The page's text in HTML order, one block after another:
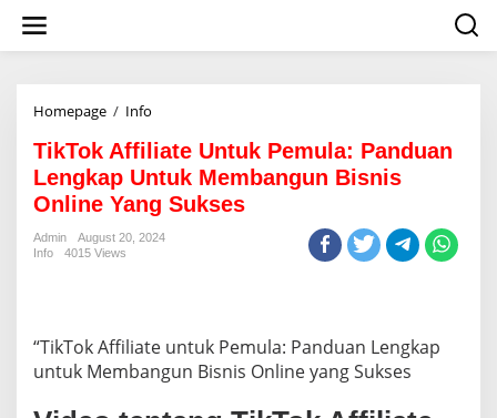
i
Homepage / Info
k
T
o
k
A
t
e
TikTok Affiliate Untuk Pemula: Panduan
Lengkap Untuk Membangun Bisnis
Online Yang Sukses
Admin
August 20, 2024
Info
4015 Views
“TikTok Affiliate untuk Pemula: Panduan Lengkap
untuk Membangun Bisnis Online yang Sukses